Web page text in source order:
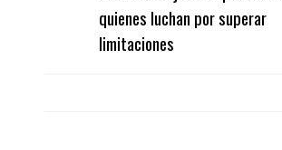
quienes luchan por superar
limitaciones